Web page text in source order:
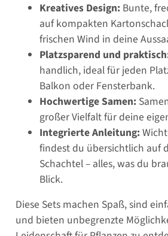
Kreatives Design: Bunte,
auf kompakten
frischen Wind in deine
Platzsparend und
handlich, ideal für jeden
Balkon oder Fensterbank.
Hochwertige Samen:
großer Vielfalt für deine
Integrierte Anleitung:
findest du übersichtlich auf
Schachtel – alles, was du
Blick.
Diese Sets machen Spaß, sind
und bieten unbegrenzte